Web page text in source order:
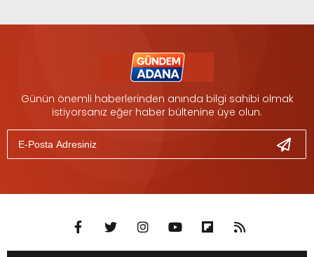
Günün önemli haberlerinden anında bilgi sahibi olmak
istiyorsanız eğer haber bültenine üye olun.